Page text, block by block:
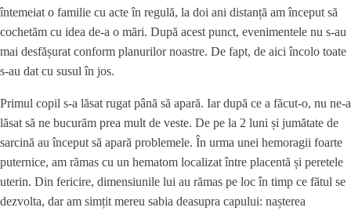
întemeiat o familie cu acte în regulă, la doi ani distanță am început să
cochetăm cu idea de-a o mări. După acest punct, evenimentele nu s-au
mai desfășurat conform planurilor noastre. De fapt, de aici încolo toate
s-au dat cu susul în jos.
Primul copil s-a lăsat rugat până să apară. Iar după ce a făcut-o, nu ne-a
lăsat să ne bucurăm prea mult de veste. De pe la 2 luni și jumătate de
sarcină au început să apară problemele. În urma unei hemoragii foarte
puternice, am rămas cu un hematom localizat între placentă și peretele
uterin. Din fericire, dimensiunile lui au rămas pe loc în timp ce fătul se
dezvolta, dar am simțit mereu sabia deasupra capului: nașterea